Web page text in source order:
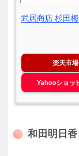
武居商店 杉田
楽天市場
Yahooショッ
和田明日